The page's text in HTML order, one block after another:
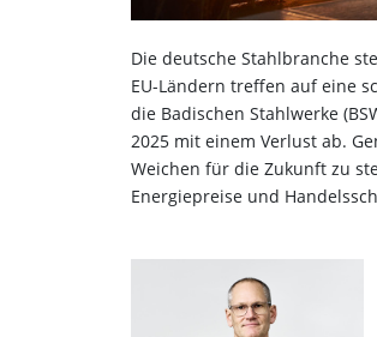
Die deutsche Stahlbranche
EU-Ländern treffen auf eine
die Badischen Stahlwerke
2025 mit einem Verlust ab.
Weichen für die Zukunft zu
Energiepreise und